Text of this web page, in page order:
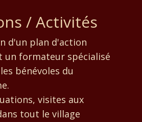
/ Activités
d'un plan d'action
un formateur spécialisé
bénévoles du
visites aux
tout le village